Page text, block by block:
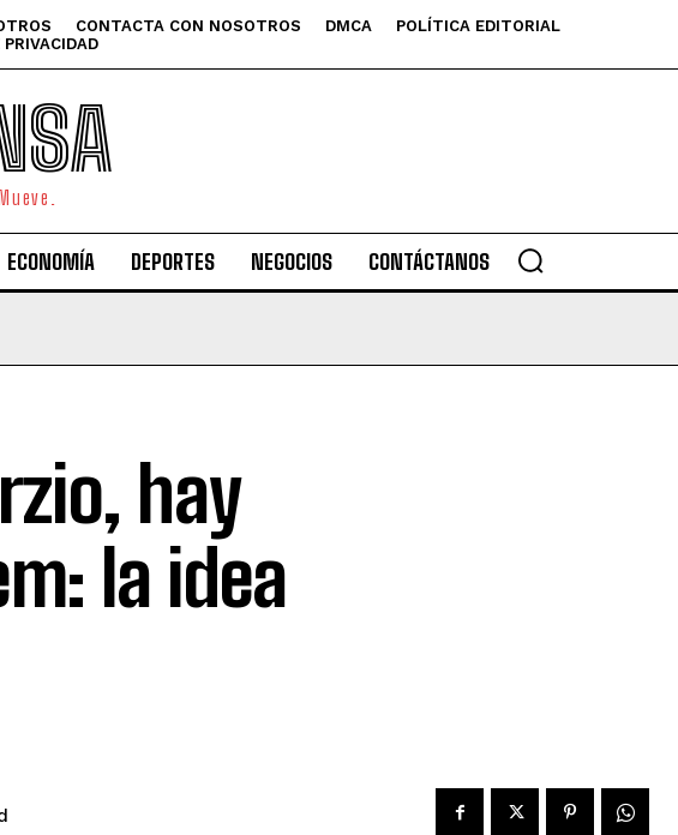
CONTACTA CON NOSOTROS DMCA
POLÍTICA EDITORIAL
ECONOMÍA DEPORTES NEGOCIOS CONTÁCTANOS
hay
la idea